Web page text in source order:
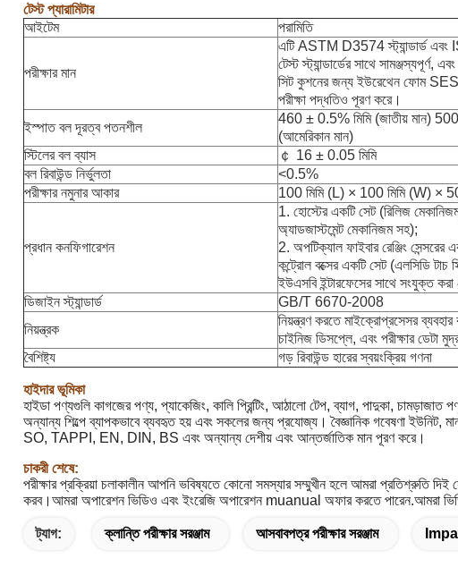
টেস্ট প্যারামিটার
আইটেম
পরামিতি
পরীক্ষার মান
এটি ASTM D3574 স্ট্যান্ডার্ড
টেস্ট স্ট্যান্ডার্ডের সাথে সামঞ্জস্যপূর্ণ,
সিট কুশনের জন্য ইউরেথেন ফোম
পরীক্ষা পদ্ধতিও পূরণ করে।
ইস্পাত বল দূরত্ব পতনশীল
460 ± 0.5% মিমি (জাতীয় মান)
(আমেরিকান মান)
স্টিলের বল ব্যাস
￠ 16 ± 0.05 মিমি
বল রিবাউন্ড নির্ভুলতা
<0.5%
পরীক্ষার নমুনার আকার
100 মিমি (L) × 100 মিমি (W) ×
প্রধান কনফিগারেশন
1. হোস্টের একটি সেট (রিলিজ
অ্যাডজাস্টমেন্ট মেকানিজম সহ);
2. অপটিক্যাল ফাইবার রেঞ্জিং সেন্সরের
কন্ট্রোল বক্সের একটি সেট (এলসিডি টাচ
ইউএসবি ইন্টারফেসের সাথে সংযুক্ত করা
ডিজাইন স্ট্যান্ডার্ড
GB/T 6670-2008
নিয়ন্ত্রক
নিয়ন্ত্রণ করতে মাইক্রোপ্রসেসর
চাইনিজ ডিসপ্লে, এবং পরীক্ষার ডেটা
বৈশিষ্ট্য
গড় রিবাউন্ড হারের স্বয়ংক্রিয় গণনা
হাইদার ভূমিকা
হাইডা পণ্যগুলি কাগজের পণ্য, প্যাকেজিং, কালি প্রিন্টিং, আঠালো টেপ, ব্যাগ, পাদুকা,
অন্যান্য শিল্পে ব্যাপকভাবে ব্যবহৃত হয় এবং সকলের জন্য প্রযোজ্য। বৈজ্ঞানিক গবেষণা
SO, TAPPI, EN, DIN, BS এবং অন্যান্য দেশীয় এবং আন্তর্জাতিক মান পূরণ করে।
চাকরী শেষে:
পরীক্ষার প্রক্রিয়া চলাকালীন আপনি ভবিষ্যতে কোনো সমস্যার সম্মুখীন হলে আমরা প্রতিশ্রুতি
করব।আমরা অপারেশন ভিডিও এবং ইংরেজি অপারেশন muanual অফার করতে পারেন.আমরা
ট্যাগ: ক্লান্তি পরীক্ষার সরঞ্জাম আসবাবপত্র পরীক্ষার সরঞ্জাম